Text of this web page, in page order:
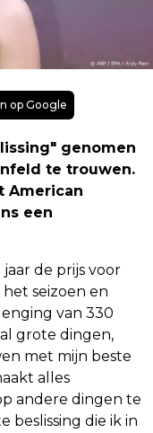
op Google
genomen
te trouwen.
American
een
de prijs voor
seizoen en
van 330
grote dingen,
met mijn beste
alles
andere dingen te
beslissing die ik in